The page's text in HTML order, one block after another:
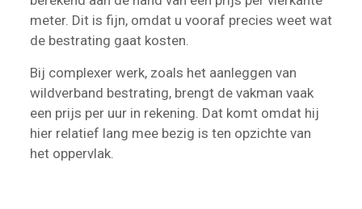
meter. Dit is fijn, omdat u vooraf precies weet wat
de bestrating gaat kosten.
Bij complexer werk, zoals het aanleggen van
wildverband bestrating, brengt de vakman vaak
een prijs per uur in rekening. Dat komt omdat hij
hier relatief lang mee bezig is ten opzichte van
het oppervlak.